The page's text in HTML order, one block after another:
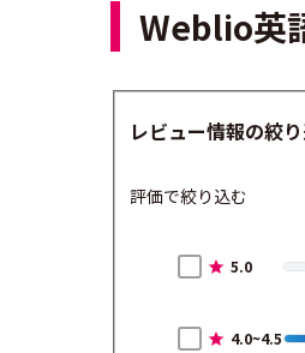
Weblio英
レビュー情報の絞
評価で絞り込む
5.0
4.0~4.5